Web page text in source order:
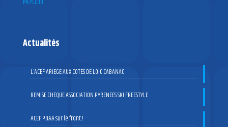
MEYCLUB
Actualités
L’ACEF ARIEGE AUX COTES DE LOIC CABANAC
REMISE CHEQUE ASSOCIATION PYRENEES SKI FREESTYLE
ACEF POAA sur le front !